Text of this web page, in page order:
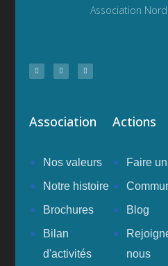
Association
Association
Nos valeurs
Notre histoire
Brochures
Bilan
d'activités
Actions
Faire
Blog
nous